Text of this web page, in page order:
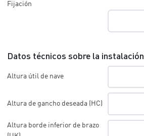
Fijación
Datos técnicos sobre la instalación
Altura útil de nave
Altura de gancho deseada (HC)
Altura borde inferior de brazo